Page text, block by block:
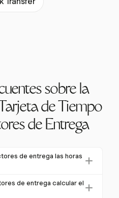
sobre la
de Tiempo
de Entrega
de entrega las horas
pueden rastrear horas
como Harvest,
de entrega calcular el